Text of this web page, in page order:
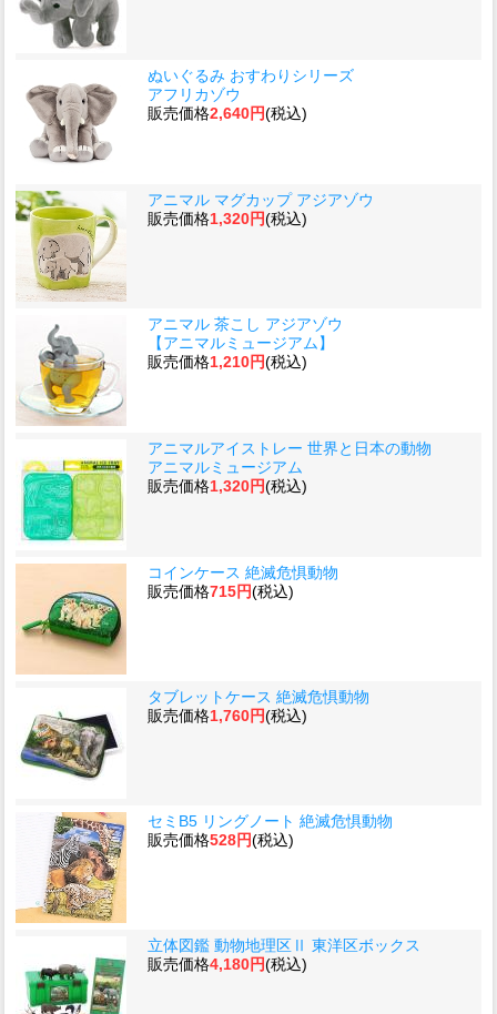
ぬいぐるみ おすわりシリーズ
アフリカゾウ
販売価格2,640円(税込)
アニマル マグカップ アジアゾウ
販売価格1,320円(税込)
アニマル 茶こし アジアゾウ
【アニマルミュージアム】
販売価格1,210円(税込)
アニマルアイストレー 世界と日本の動物
アニマルミュージアム
販売価格1,320円(税込)
コインケース 絶滅危惧動物
販売価格715円(税込)
タブレットケース 絶滅危惧動物
販売価格1,760円(税込)
セミB5 リングノート 絶滅危惧動物
販売価格528円(税込)
立体図鑑 動物地理区Ⅱ 東洋区ボックス
販売価格4,180円(税込)